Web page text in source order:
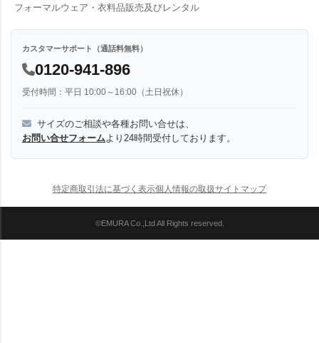
フォーマルウェア・衣料品販売及びレンタル
カスタマーサポート（通話料無料）
0120-941-896
受付時間：平日 10:00～16:00（土日祝休）
サイズのご相談や各種お問い合せは、
お問い合せフォームより24時間受付しております。
特定商取引法に基づく表示個人情報の取扱サイトマップ
©EMURA Co.,Ltd All Rights reserved.